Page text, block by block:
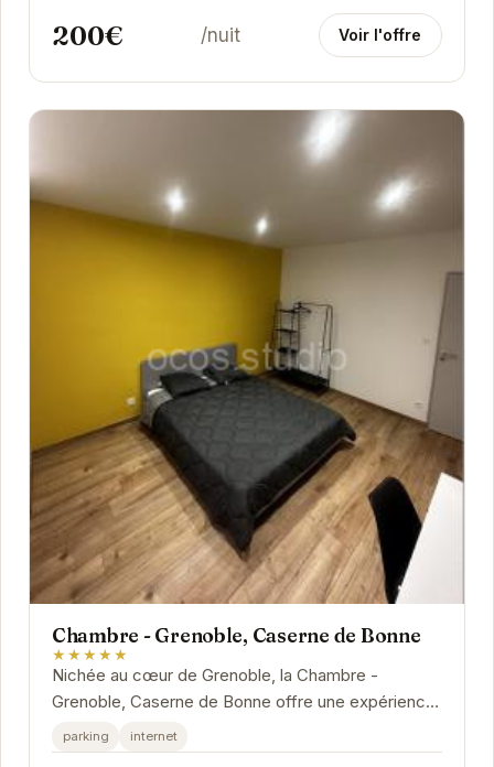
200€ /nuit Voir l'offre
Chambre - Grenoble, Caserne de Bonne
★★★★★
Nichée au cœur de Grenoble, la Chambre -
Grenoble, Caserne de Bonne offre une expérience
unique. Imprégnée d'histoire, cette ancienne
caserne...
parking internet